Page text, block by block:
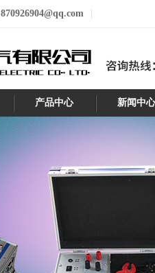
870926904@qq.com
产品中心 新闻中